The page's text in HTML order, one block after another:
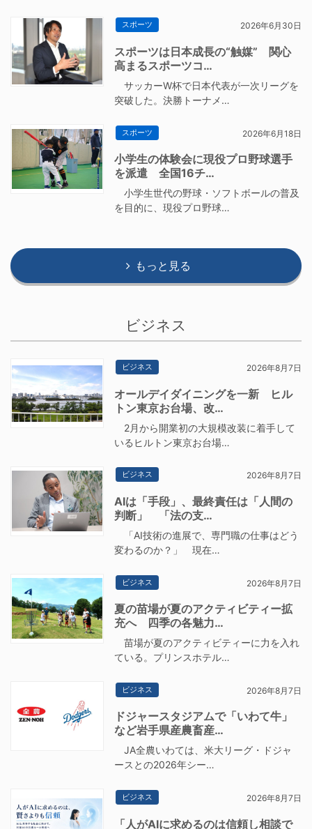
スポーツ 2026年6月30日
スポーツは日本成長の“触媒” 関心
高まるスポーツコ…
サッカーW杯で日本代表が一次リーグを
突破した。決勝トーナメ…
スポーツ 2026年6月18日
小学生の体験会に現役プロ野球選手
を派遣 全国16チ…
小学生世代の野球・ソフトボールの普及
を目的に、現役プロ野球…
もっと見る
ビジネス
ビジネス 2026年8月7日
オールデイダイニングを一新 ヒル
トン東京お台場、改…
2月から開業初の大規模改装に着手して
いるヒルトン東京お台場…
ビジネス 2026年8月7日
AIは「手段」、最終責任は「人間の
判断」 「法の支…
「AI技術の進展で、専門職の仕事はどう
変わるのか？」 現在…
ビジネス 2026年8月7日
夏の苗場が夏のアクティビティー拡
充へ 四季の各魅力…
苗場が夏のアクティビティーに力を入れ
ている。プリンスホテル…
ビジネス 2026年8月7日
ドジャースタジアムで「いわて牛」
など岩手県産農畜産…
JA全農いわては、米大リーグ・ドジャ
ースとの2026年シー…
ビジネス 2026年8月7日
「人がAIに求めるのは信頼し相談で